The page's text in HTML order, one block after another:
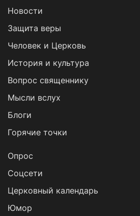
Новости
Защита веры
Человек и Церковь
История и культура
Вопрос священнику
Мысли вслух
Блоги
Горячие точки
Опрос
Cоцсети
Церковный календарь
Юмор